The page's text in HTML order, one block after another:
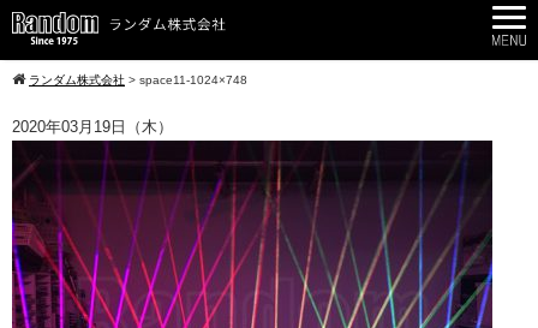
ランダム株式会社 > space11-1024×748
2020年03月19日（木）